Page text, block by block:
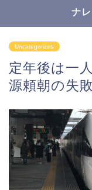
ナ
Uncategorized
定年後は一
源頼朝の失